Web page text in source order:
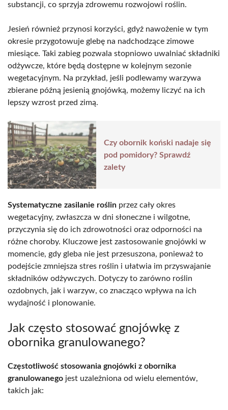
substancji, co sprzyja zdrowemu rozwojowi roślin.
Jesień również przynosi korzyści, gdyż nawożenie w tym
okresie przygotowuje glebę na nadchodzące zimowe
miesiące. Taki zabieg pozwala stopniowo uwalniać składniki
odżywcze, które będą dostępne w kolejnym sezonie
wegetacyjnym. Na przykład, jeśli podlewamy warzywa
zbierane późną jesienią gnojówką, możemy liczyć na ich
lepszy wzrost przed zimą.
Czy obornik koński nadaje się
pod pomidory? Sprawdź
zalety
Systematyczne zasilanie roślin przez cały okres
wegetacyjny, zwłaszcza w dni słoneczne i wilgotne,
przyczynia się do ich zdrowotności oraz odporności na
różne choroby. Kluczowe jest zastosowanie gnojówki w
momencie, gdy gleba nie jest przesuszona, ponieważ to
podejście zmniejsza stres roślin i ułatwia im przyswajanie
składników odżywczych. Dotyczy to zarówno roślin
ozdobnych, jak i warzyw, co znacząco wpływa na ich
wydajność i plonowanie.
Jak często stosować gnojówkę z
obornika granulowanego?
Częstotliwość stosowania gnojówki z obornika
granulowanego jest uzależniona od wielu elementów,
takich jak: